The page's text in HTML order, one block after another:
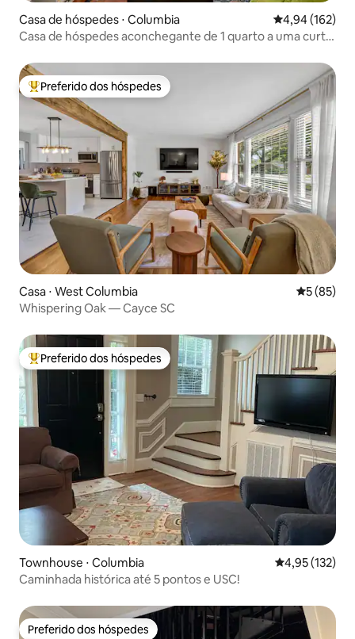
Casa de hóspedes ⋅ Columbia 4,94 de uma
4,94 (162)
Casa de hóspedes aconchegante de 1 quarto a uma curta
Entre os melhores preferidos dos hóspedes
Preferido dos hóspedes
Casa ⋅ West Columbia 5 de uma
5 (85)
Whispering Oak — Cayce SC
Entre os melhores preferidos dos hóspedes
Preferido dos hóspedes
Townhouse ⋅ Columbia 4,95 de uma
4,95 (132)
Caminhada histórica até 5 pontos e USC!
Preferido dos hóspedes